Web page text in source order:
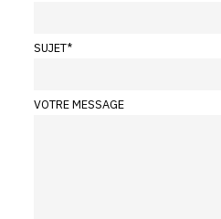
SUJET*
VOTRE MESSAGE